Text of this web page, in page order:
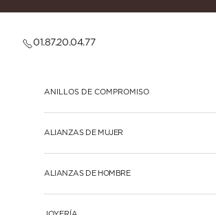
01.87.20.04.77
ANILLOS DE COMPROMISO
ALIANZAS DE MUJER
ALIANZAS DE HOMBRE